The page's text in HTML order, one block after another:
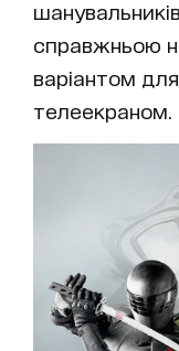
справжньою
варіантом
телеекраном.